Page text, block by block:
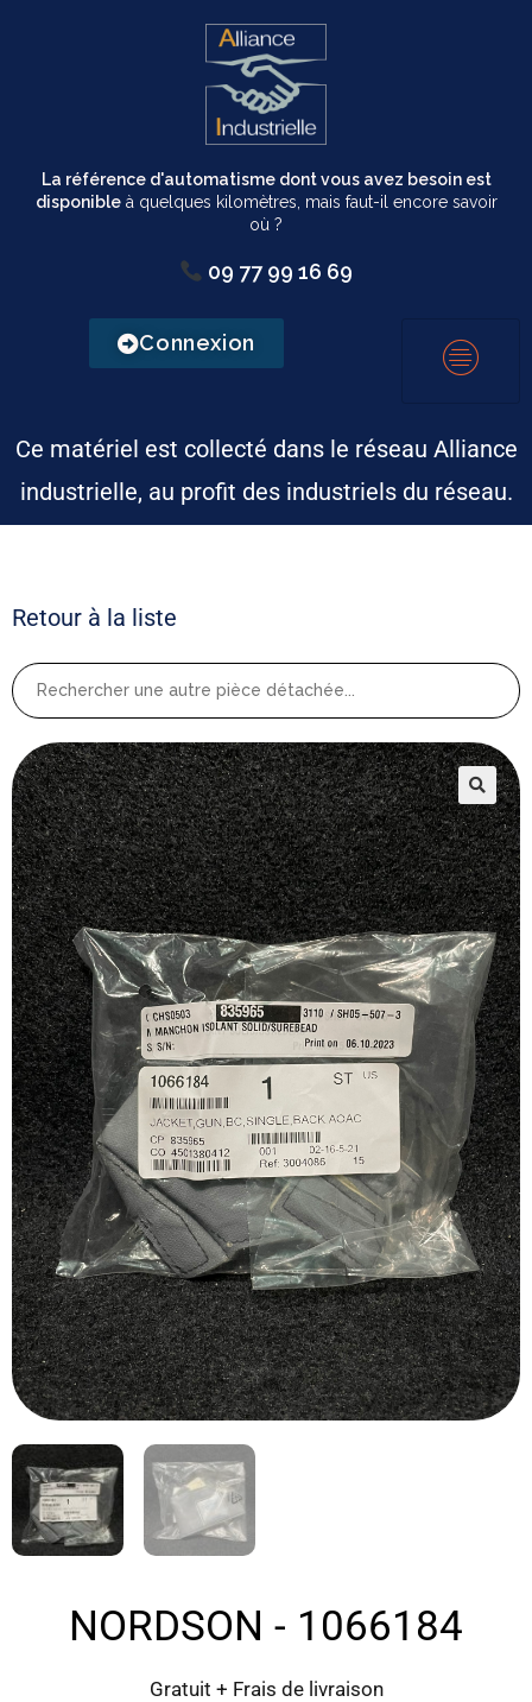
La référence d'automatisme dont vous avez besoin est
disponibleà quelques kilomètres, mais faut-il encore savoir
où ?
09 77 99 16 69
Connexion
Ce matériel est collecté dans le réseau Alliance
industrielle, au profit des industriels du réseau.
Retour à la liste
NORDSON - 1066184
Gratuit + Frais de livraison